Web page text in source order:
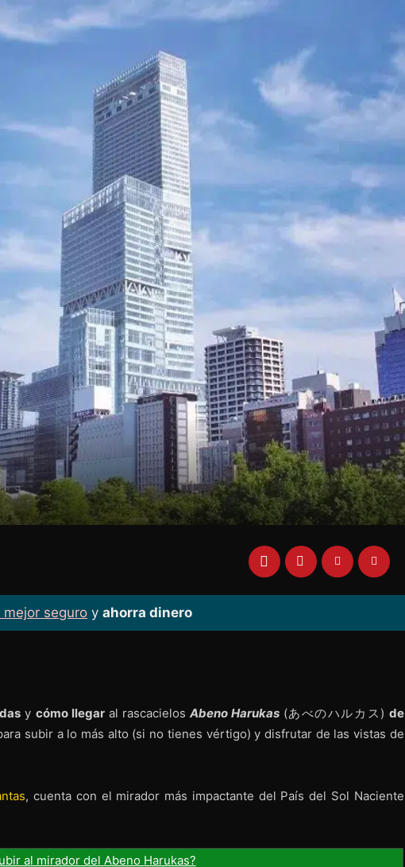
seguro yahorra dinero
y cómo llegar al rascacielos Abeno Harukas (あべのハルカス) de
subir a lo más alto (si no tienes vértigo) y disfrutar de las vistas de
, cuenta con el mirador más impactante del País del Sol Naciente
al mirador del Abeno Harukas?